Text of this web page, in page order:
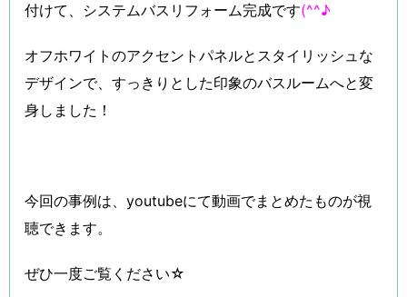
付けて、システムバスリフォーム完成です(^^♪
オフホワイトのアクセントパネルとスタイリッシュな
デザインで、すっきりとした印象のバスルームへと変
身しました！
今回の事例は、youtubeにて動画でまとめたものが視
聴できます。
ぜひ一度ご覧ください☆